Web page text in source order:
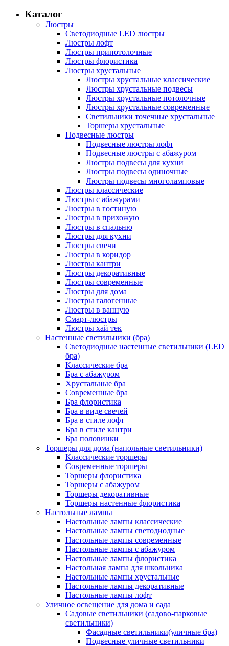
Каталог
Люстры
Светодиодные LED люстры
Люстры лофт
Люстры припотолочные
Люстры флористика
Люстры хрустальные
Люстры хрустальные классические
Люстры хрустальные подвесы
Люстры хрустальные потолочные
Люстры хрустальные современные
Светильники точечные хрустальные
Торшеры хрустальные
Подвесные люстры
Подвесные люстры лофт
Подвесные люстры с абажуром
Люстры подвесы для кухни
Люстры подвесы одиночные
Люстры подвесы многоламповые
Люстры классические
Люстры с абажурами
Люстры в гостиную
Люстры в прихожую
Люстры в спальню
Люстры для кухни
Люстры свечи
Люстры в коридор
Люстры кантри
Люстры декоративные
Люстры современные
Люстры для дома
Люстры галогенные
Люстры в ванную
Смарт-люстры
Люстры хай тек
Настенные светильники (бра)
Светодиодные настенные светильники (LED
бра)
Классические бра
Бра с абажуром
Хрустальные бра
Современные бра
Бра флористика
Бра в виде свечей
Бра в стиле лофт
Бра в стиле кантри
Бра половинки
Торшеры для дома (напольные светильники)
Классические торшеры
Современные торшеры
Торшеры флористика
Торшеры с абажуром
Торшеры декоративные
Торшеры настенные флористика
Настольные лампы
Настольные лампы классические
Настольные лампы светодиодные
Настольные лампы современные
Настольные лампы с абажуром
Настольные лампы флористика
Настольная лампа для школьника
Настольные лампы хрустальные
Настольные лампы декоративные
Настольные лампы лофт
Уличное освещение для дома и сада
Садовые светильники (садово-парковые
светильники)
Фасадные светильники(уличные бра)
Подвесные уличные светильники